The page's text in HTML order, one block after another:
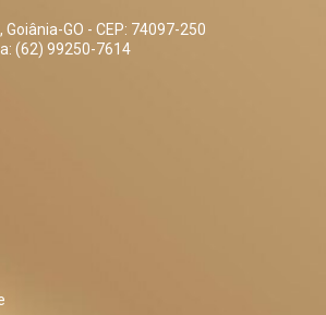
Goiânia-GO - CEP: 74097-250
(62) 99250-7614